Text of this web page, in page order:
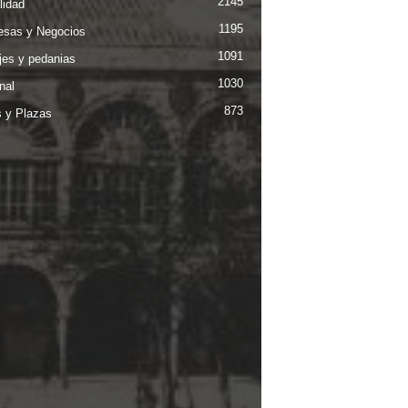
y Negocios 1195
y pedanias 1091
1030
y Plazas 873